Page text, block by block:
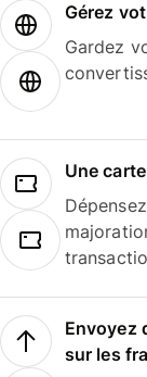
Gérez
Gardez
Une
Envoyez
sur les